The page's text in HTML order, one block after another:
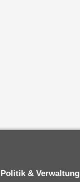
Politik & Verwaltung